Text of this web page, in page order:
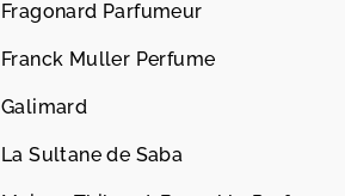
Fragonard Parfumeur
Franck Muller Perfume
Galimard
La Sultane de Saba